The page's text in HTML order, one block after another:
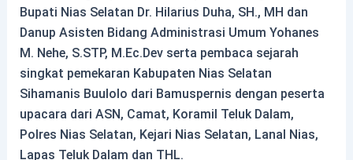
Bupati Nias Selatan Dr. Hilarius Duha, SH., MH dan
Danup Asisten Bidang Administrasi Umum Yohanes
M. Nehe, S.STP, M.Ec.Dev serta pembaca sejarah
singkat pemekaran Kabupaten Nias Selatan
Sihamanis Buulolo dari Bamuspernis dengan peserta
upacara dari ASN, Camat, Koramil Teluk Dalam,
Polres Nias Selatan, Kejari Nias Selatan, Lanal Nias,
Lapas Teluk Dalam dan THL.